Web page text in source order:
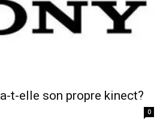
t-elle son propre kinect?
0